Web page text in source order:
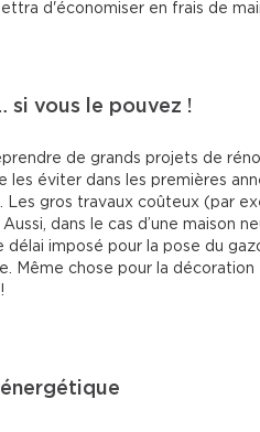
d'économiser en frais de
si vous le pouvez !
de grands projets de
les éviter dans les premières
Les gros travaux coûteux (par
dans le cas d’une maison
délai imposé pour la pose du
Même chose pour la